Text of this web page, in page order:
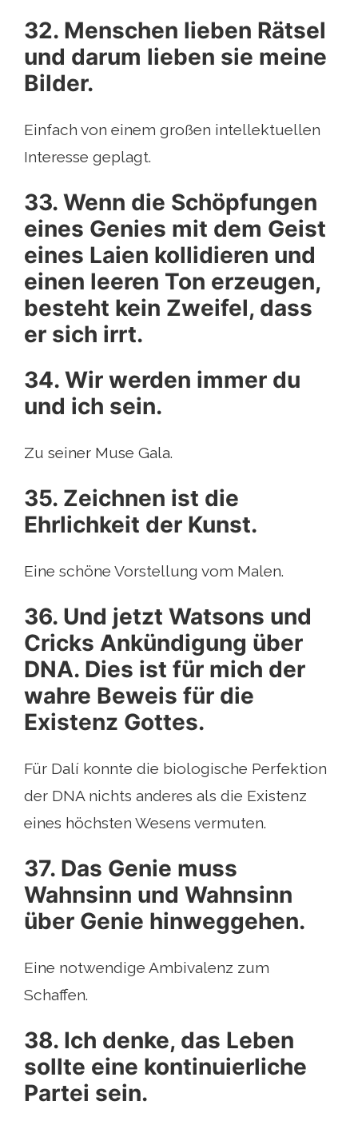
32. Menschen lieben Rätsel
und darum lieben sie meine
Bilder.
Einfach von einem großen intellektuellen
Interesse geplagt.
33. Wenn die Schöpfungen
eines Genies mit dem Geist
eines Laien kollidieren und
einen leeren Ton erzeugen,
besteht kein Zweifel, dass
er sich irrt.
34. Wir werden immer du
und ich sein.
Zu seiner Muse Gala.
35. Zeichnen ist die
Ehrlichkeit der Kunst.
Eine schöne Vorstellung vom Malen.
36. Und jetzt Watsons und
Cricks Ankündigung über
DNA. Dies ist für mich der
wahre Beweis für die
Existenz Gottes.
Für Dalí konnte die biologische Perfektion
der DNA nichts anderes als die Existenz
eines höchsten Wesens vermuten.
37. Das Genie muss
Wahnsinn und Wahnsinn
über Genie hinweggehen.
Eine notwendige Ambivalenz zum
Schaffen.
38. Ich denke, das Leben
sollte eine kontinuierliche
Partei sein.